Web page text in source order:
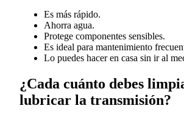
Es más rápido.
Ahorra agua.
Protege componentes sensibles.
Es ideal para mantenimiento
Lo puedes hacer en casa sin ir al
¿Cada cuánto debes
lubricar la transmisión?